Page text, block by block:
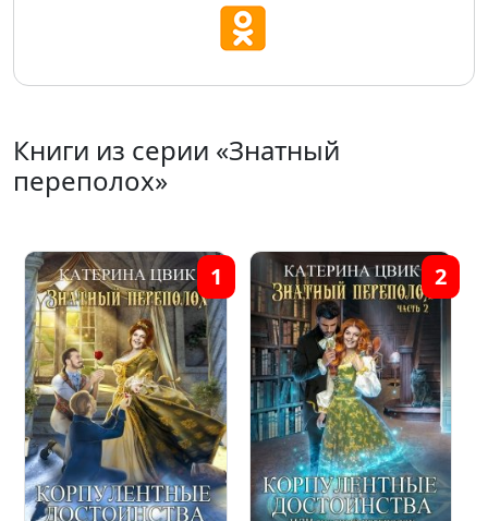
Книги из серии «Знатный
переполох»
1 2